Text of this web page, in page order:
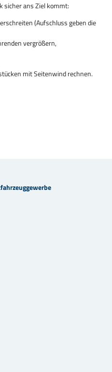
sicher ans Ziel kommt:
(Aufschluss geben die
vergrößern,
mit Seitenwind rechnen.